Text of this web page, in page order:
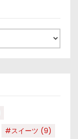
#スイーツ (9)